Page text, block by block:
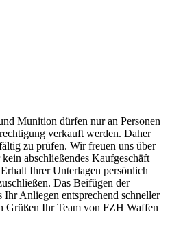
Munition dürfen nur an Personen
verkauft werden. Daher
zu prüfen. Wir freuen uns über
abschließendes Kaufgeschäft
Ihrer Unterlagen persönlich
Das Beifügen der
Anliegen entsprechend schneller
Grüßen Ihr Team von FZH Waffen